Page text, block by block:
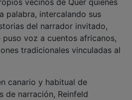
digital. “Sentarse a
que el tiempo se detenga”,
cuento como una forma de
emociones
en el que cada historia
el público o el estado